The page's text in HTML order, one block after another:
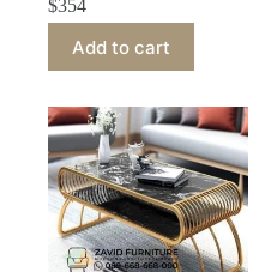
$354
Add to cart